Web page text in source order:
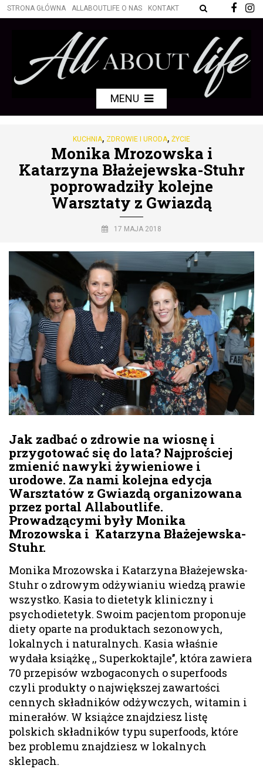
STRONA GŁÓWNA ALLABOUTLIFE O NAS KONTAKT
MENU
KUCHNIA, ZDROWIE I URODA, ŻYCIE
Monika Mrozowska i
Katarzyna Błażejewska-Stuhr
poprowadziły kolejne
Warsztaty z Gwiazdą
17 MAJA 2018
Jak zadbać o zdrowie na wiosnę i
przygotować się do lata? Najprościej
zmienić nawyki żywieniowe i
urodowe. Za nami kolejna edycja
Warsztatów z Gwiazdą organizowana
przez portal Allaboutlife.
Prowadzącymi były Monika
Mrozowska i Katarzyna Błażejewska-
Stuhr.
Monika Mrozowska i Katarzyna Błażejewska-
Stuhr o zdrowym odżywianiu wiedzą prawie
wszystko. Kasia to dietetyk kliniczny i
psychodietetyk. Swoim pacjentom proponuje
diety oparte na produktach sezonowych,
lokalnych i naturalnych. Kasia właśnie
wydała książkę ,, Superkoktajle’’, która zawiera
70 przepisów wzbogaconych o superfoods
czyli produkty o największej zawartości
cennych składników odżywczych, witamin i
minerałów. W książce znajdziesz listę
polskich składników typu superfoods, które
bez problemu znajdziesz w lokalnych
sklepach.